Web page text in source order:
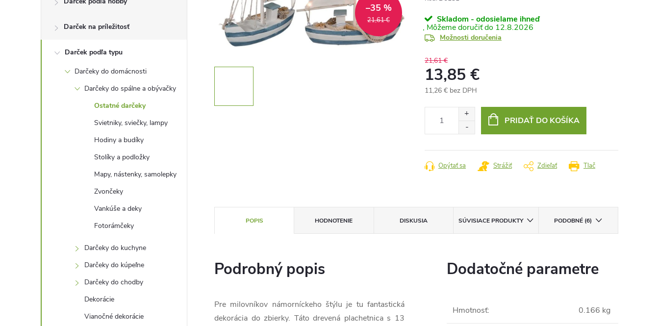
p
Darček na príležitosť
Darček podľa typu
Darčeky do domácnosti
Darčeky do spálne a obývačky
Ostatné darčeky
Svietniky, sviečky, lampy
Hodiny a budíky
Stolíky a podložky
Mapy, nástenky, samolepky
Zvončeky
Vankúše a deky
Fotorámčeky
Darčeky do kuchyne
Darčeky do kúpeľne
Darčeky do chodby
Dekorácie
Vianočné dekorácie
21,61 €
–35 %
Skladom - odosielame ihneď
12.8.2026
Možnosti doručenia
21,61 €
13,85 €
11,26 € bez DPH
PRIDAŤ DO KOŠÍKA
Tlač
Opýtať sa Strážiť Zdieľať
POPIS HODNOTENIE DISKUSIA SÚVISIACE PRODUKTY PODOBNÉ (6)
Podrobný popis
Pre milovníkov námorníckeho štýlu je tu fantastická
dekorácia do zbierky. Táto drevená plachetnica s 13
Dodatočné parametre
Hmotnosť: 0.166 kg